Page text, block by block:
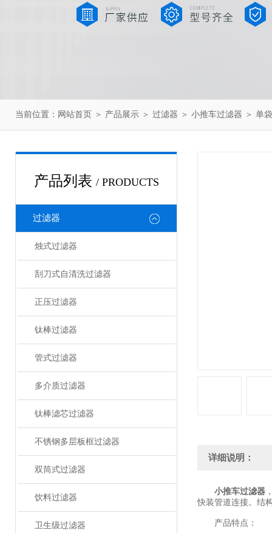
当前位置： 网站首页 ＞ 产品展示 ＞ 过滤器 ＞ 小推车过滤器 ＞ 单
产品列表 / PRODUCTS
过滤器
烛式过滤器
刮刀式自清洗过滤器
正压过滤器
钛棒过滤器
管式过滤器
多介质过滤器
钛棒滤芯过滤器
不锈钢多层板框过滤器
双筒式过滤器
饮料过滤器
卫生级过滤器
详细说明：
小推车过滤器
快装管道连接。结
产品特点：